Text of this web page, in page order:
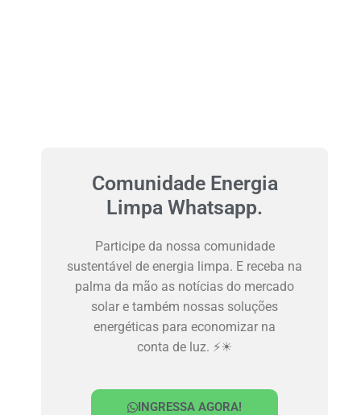
Comunidade Energia
Limpa Whatsapp.
Participe da nossa comunidade
sustentável de energia limpa. E receba na
palma da mão as notícias do mercado
solar e também nossas soluções
energéticas para economizar na
conta de luz. ⚡☀
INGRESSA AGORA!